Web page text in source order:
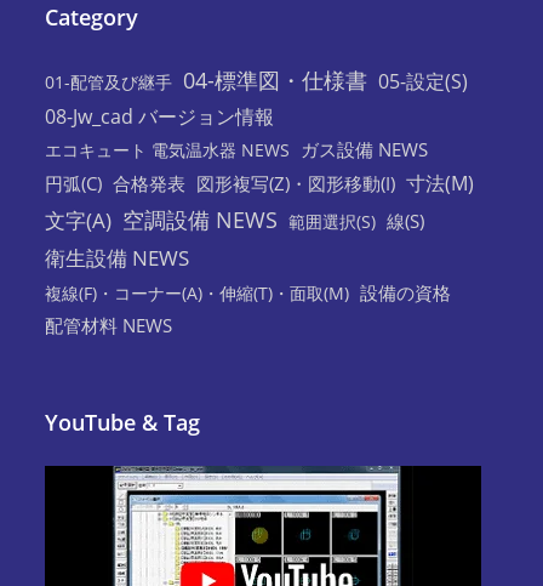
Category
01-配管及び継手 04-標準図・仕様書 05-設定(S)
08-Jw_cad バージョン情報
エコキュート 電気温水器 NEWS
ガス設備 NEWS
円弧(C) 合格発表 図形複写(Z)・図形移動(I) 寸法(M)
文字(A) 空調設備 NEWS 範囲選択(S) 線(S)
衛生設備 NEWS
複線(F)・コーナー(A)・伸縮(T)・面取(M) 設備の資格
配管材料 NEWS
YouTube & Tag